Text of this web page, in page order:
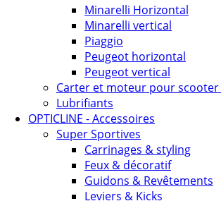
Minarelli Horizontal
Minarelli vertical
Piaggio
Peugeot horizontal
Peugeot vertical
Carter et moteur pour
Lubrifiants
OPTICLINE - Accessoires
Super Sportives
Carrinages & styling
Feux & décoratif
Guidons & Revêtements
Leviers & Kicks